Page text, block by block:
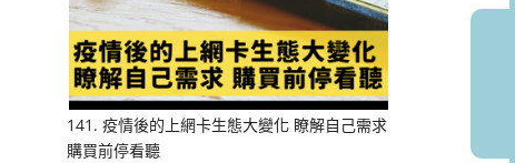
或
降
低
音
量。
141. 疫情後的上網卡生態大變化 瞭解自己需求
購買前停看聽